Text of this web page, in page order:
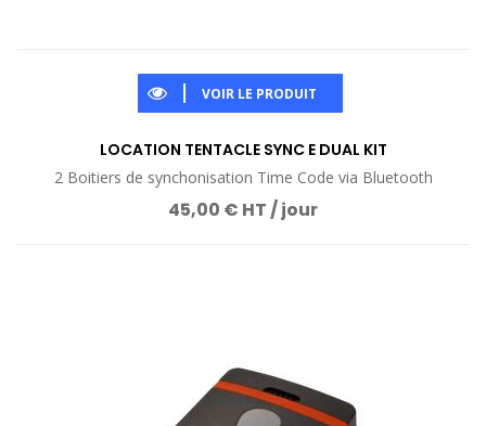
VOIR LE PRODUIT
LOCATION TENTACLE SYNC E DUAL KIT
2 Boitiers de synchonisation Time Code via Bluetooth
45,00 € HT / jour